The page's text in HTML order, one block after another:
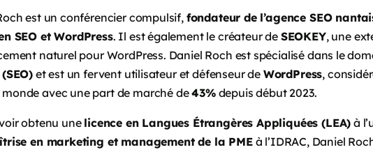
est un conférencier compulsif, fondateur de l’agence SEO
SEO et WordPress. Il est également le créateur de SEOKEY, une
naturel pour WordPress. Daniel Roch est spécialisé dans le
et est un fervent utilisateur et défenseur de WordPress,
avec une part de marché de43%depuis début 2023.
obtenu une licence en Langues Étrangères Appliquées (LEA) à
en marketing et management de la PMEà l’IDRAC, Daniel